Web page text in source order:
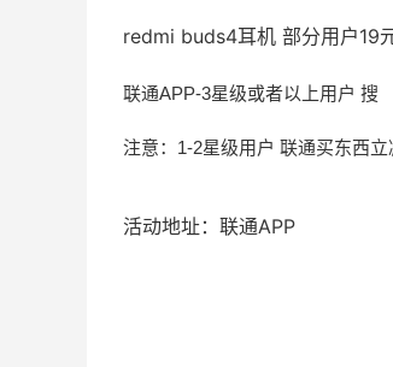
redmi buds4耳机 部分用户19
联通APP-3星级或者以上用户 搜
注意：1-2星级用户 联通买东西
活动地址：联通APP